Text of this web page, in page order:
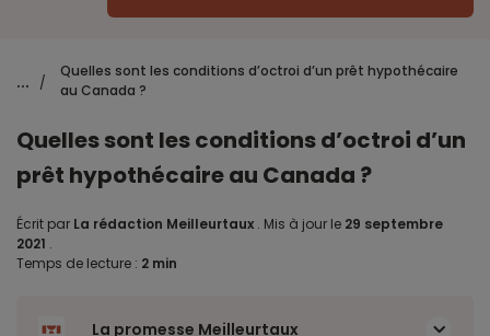
... /
Quelles sont les conditions d’octroi d’un prêt hypothécaire
au Canada ?
Quelles sont les conditions d’octroi d’un
prêt hypothécaire au Canada ?
Écrit par La rédaction Meilleurtaux . Mis à jour le 29 septembre
2021 .
Temps de lecture : 2 min
La promesse Meilleurtaux